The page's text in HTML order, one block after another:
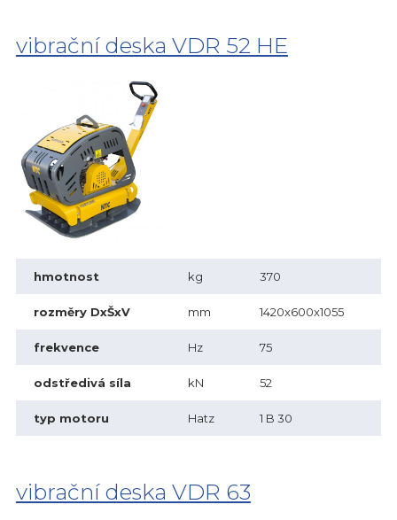
vibrační deska VDR 52 HE
hmotnost kg 370
rozměry DxŠxV mm 1420x600x1055
frekvence Hz 75
odstředivá síla kN 52
typ motoru Hatz 1 B 30
vibrační deska VDR 63